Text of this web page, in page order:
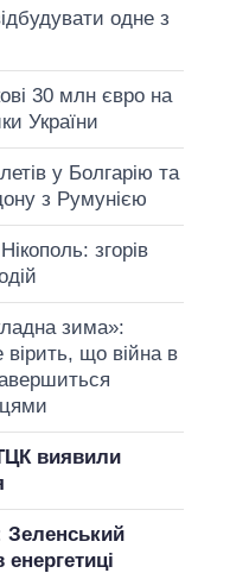
одне з
30 млн євро на
України
у Болгарію та
з Румунією
згорів
зима»:
вірить, що війна в
виявили
Зеленський